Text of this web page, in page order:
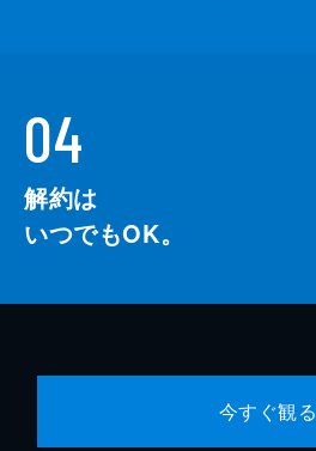
04
解約は
いつでもOK。
今すぐ観る